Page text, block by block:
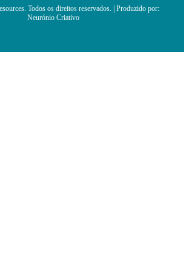
Todos os direitos reservados. | Produzido por:
Neurónio Criativo